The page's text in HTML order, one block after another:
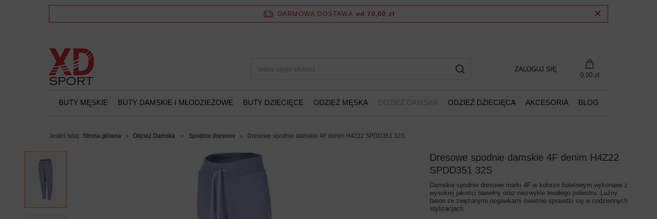
DARMOWA DOSTAWA od 70,00 zł
ZALOGUJ SIĘ
0,00 zł
BUTY MĘSKIE BUTY DAMSKIE I MŁODZIEŻOWE BUTY DZIECIĘCE ODZIEŻ MĘSKA ODZIEŻ DAMSKA ODZIEŻ DZIECIĘCA AKCESORIA BLOG
Jesteś tutaj: Strona główna Odzież Damska Spodnie dresowe Dresowe spodnie damskie 4F denim H4Z22 SPDD351 32S
Dresowe spodnie damskie 4F denim H4Z22
SPDD351 32S
Damskie spodnie dresowe marki 4F w kolorze fioletowym wykonane z
wysokiej jakości bawełny oraz niezwykle trwałego poliestru. Luźny
fason ze zwężanymi nogawkami świetnie sprawdzi się w codziennych
stylizacjach.